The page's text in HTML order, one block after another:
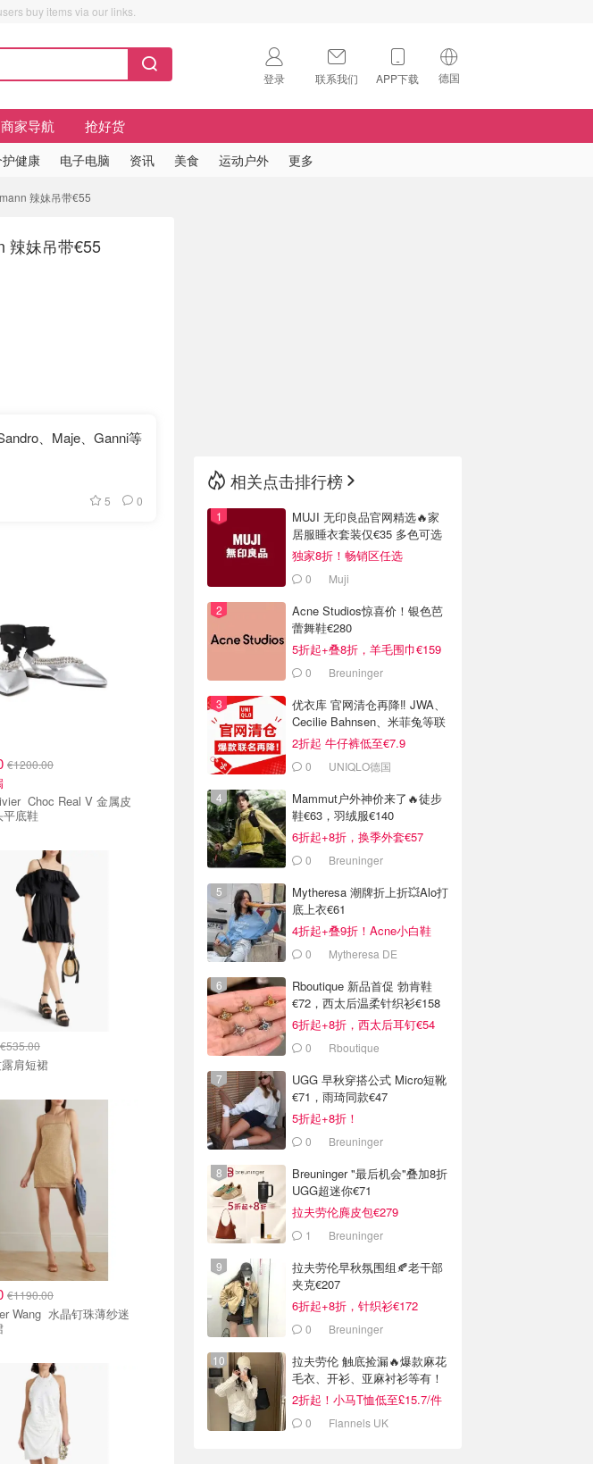
buy items via our links.
登录 联系我们 APP下载 德国
🇺🇸
商家导航 抢好货
健康 电子电脑 资讯 美食 运动户外 更多
辣妹吊带€55
辣妹吊带€55
、Maje、Ganni等
5 0
€1200.00
V 金属皮
底鞋
€535.00
肩短裙
€1190.00
晶钉珠薄纱迷
相关点击排行榜
MUJI 无印良品官网精选🔥家
居服睡衣套装仅€35 多色可选
独家8折！畅销区任选
0 Muji
Acne Studios惊喜价！银色芭
蕾舞鞋€280
5折起+叠8折，羊毛围巾€159
0 Breuninger
优衣库 官网清仓再降‼️ JWA、
Cecilie Bahnsen、米菲兔等联
名
2折起 牛仔裤低至€7.9
0 UNIQLO德国
Mammut户外神价来了🔥徒步
鞋€63，羽绒服€140
6折起+8折，换季外套€57
0 Breuninger
Mytheresa 潮牌折上折💥Alo打
底上衣€61
4折起+叠9折！Acne小白鞋
€2640 Mytheresa DE
Rboutique 新品首促 勃肯鞋
€72，西太后温柔针织衫€158
6折起+8折，西太后耳钉€54
0 Rboutique
UGG 早秋穿搭公式 Micro短靴
€71，雨琦同款€47
5折起+8折！
0 Breuninger
Breuninger "最后机会"叠加8折
UGG超迷你€71
拉夫劳伦麂皮包€279
1 Breuninger
拉夫劳伦早秋氛围组🍂老干部
夹克€207
6折起+8折，针织衫€172
0 Breuninger
拉夫劳伦 触底捡漏🔥爆款麻花
毛衣、开衫、亚麻衬衫等有！
2折起！小马T恤低至£15.7/件
0 Flannels UK